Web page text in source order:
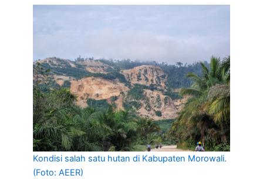
Kondisi salah satu hutan di Kabupaten Morowali.
(Foto: AEER)